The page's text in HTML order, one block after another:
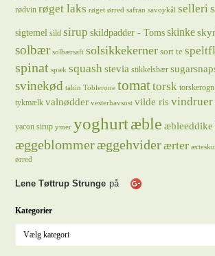
rødvin røget laks røget ørred safran savoykål selleri
sigtemel sild sirup skildpadder - Toms skinke skyr
solbær solbærsaft solsikkekerner sort te
spinat spæk squash stevia stikkelsbær
svinekød tahin Toblerone tomattorsk torskerogn
tykmælk valnødder vesterhavsost vilde ris vindruer
yacon sirup ymer yoghurtæble æbleeddike
æggeblommeræggehviderærter
ørred
Lene Tøttrup Strunge på
Kategorier